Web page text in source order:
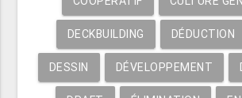
DECKBUILDING DÉDUCTION
DESSIN DÉVELOPPEMENT